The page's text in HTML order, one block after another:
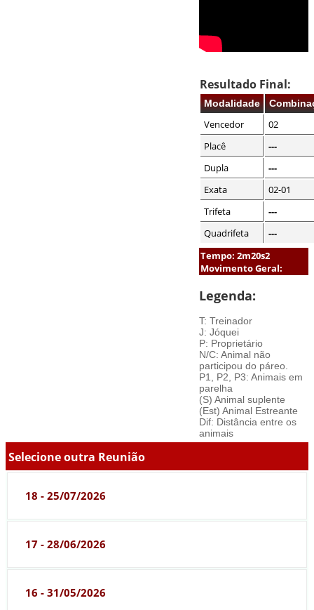
Resultado Final:
Modalidade
Vencedor
02
Placê
---
Dupla
---
Exata
02-01
Trifeta
---
Quadrifeta
---
Tempo: 2m20s2
Movimento Geral:
Legenda:
T: Treinador
J: Jóquei
P: Proprietário
N/C: Animal não
participou do páreo.
P1, P2, P3: Animais em
parelha
(S) Animal suplente
(Est) Animal Estreante
Dif: Distância entre os
animais
Selecione outra Reunião
18 - 25/07/2026
17 - 28/06/2026
16 - 31/05/2026